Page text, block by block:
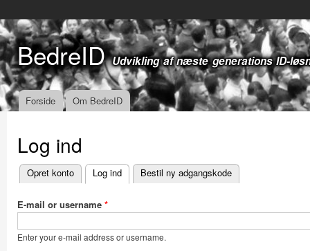
BedreID Udvikling af næste generations ID-
Hovedmenu
Forside Om BedreID
Log ind
Primære faneblade
Opret konto Log ind (aktiv fane)
Bestil ny adgangskode
E-mail or username *
Enter your e-mail address or username.